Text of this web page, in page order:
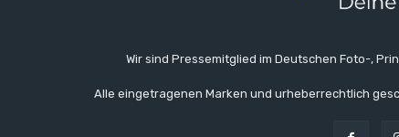
Wir sind Pressemitglied im Deutschen Foto-,
Alle eingetragenen Marken und urheberrechtlich